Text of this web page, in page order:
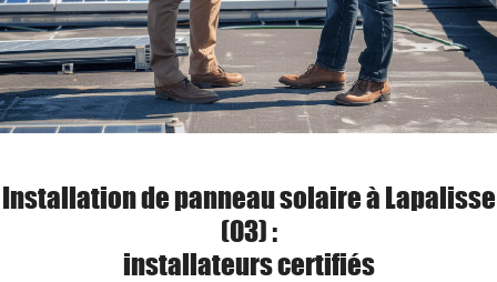
Installation de panneau solaire à Lapalisse
(03) :
installateurs certifiés